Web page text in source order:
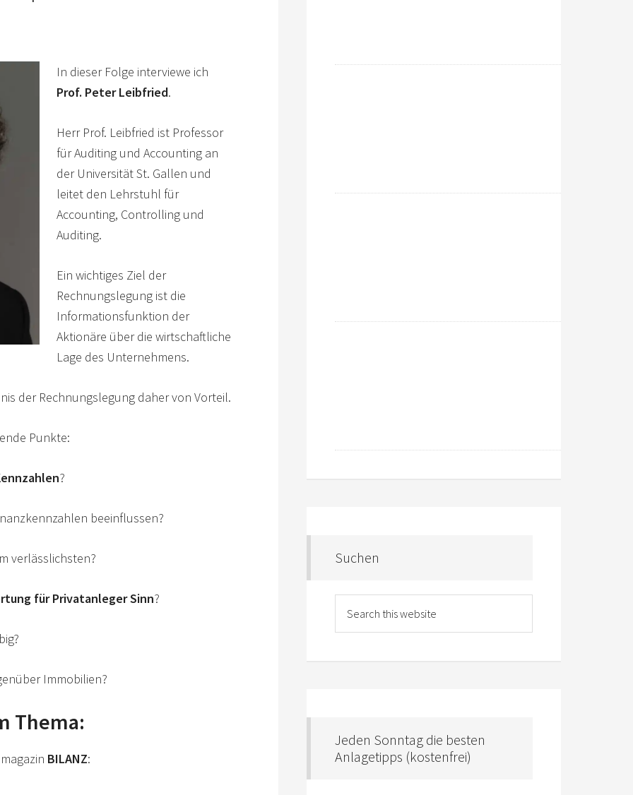
In dieser Folge interviewe ich
Prof. Peter Leibfried.
Herr Prof. Leibfried ist Professor
für Auditing und Accounting an
der Universität St. Gallen und
leitet den Lehrstuhl für
Accounting, Controlling und
Auditing.
Ein wichtiges Ziel der
Rechnungslegung ist die
Informationsfunktion der
Aktionäre über die wirtschaftliche
Lage des Unternehmens.
der Rechnungslegung daher von Vorteil.
Punkte:
?
beeinflussen?
verlässlichsten?
für Privatanleger Sinn?
Immobilien?
Thema:
BILANZ:
Suchen
Jeden Sonntag die besten
Anlagetipps (kostenfrei)